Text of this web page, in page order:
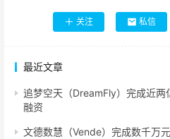
关注 私信
最近文章
追梦空天（DreamFly）完成近两
融资
文德数慧（Vende）完成数千万